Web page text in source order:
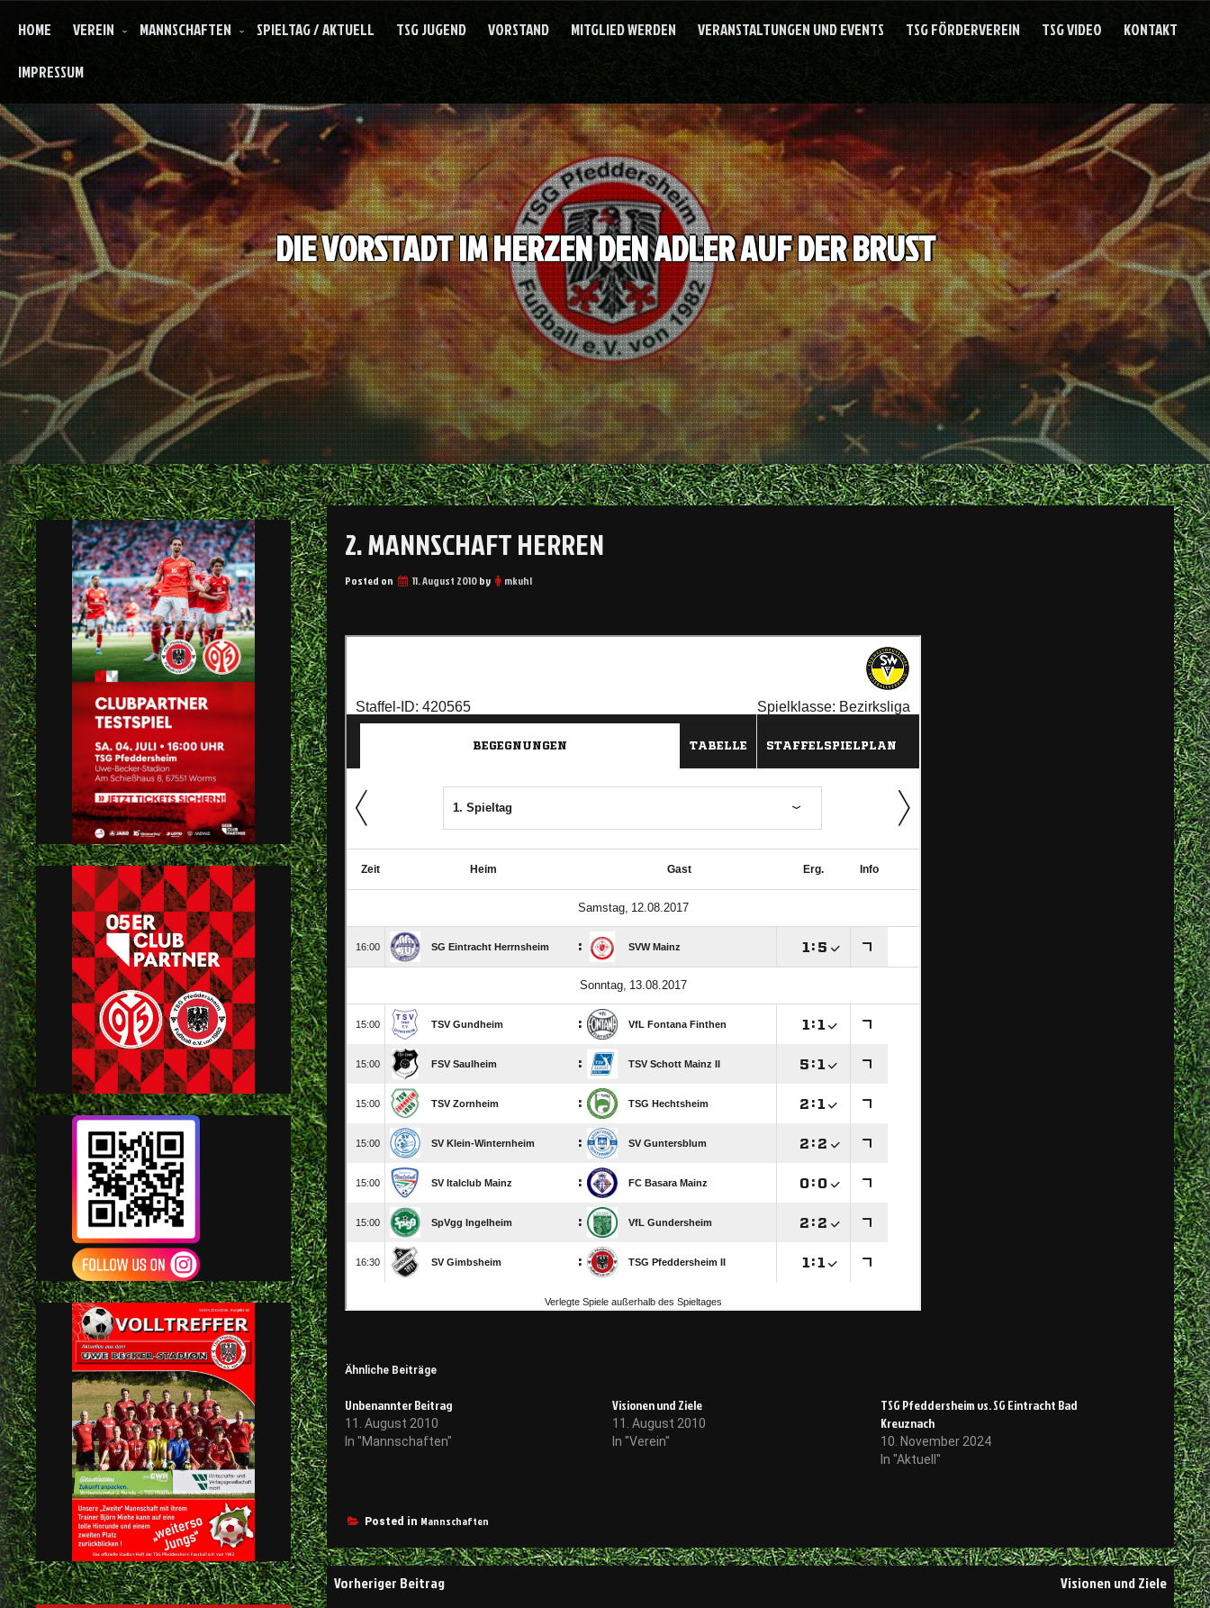
HOME VEREIN MANNSCHAFTEN SPIELTAG / AKTUELL TSG JUGEND VORSTAND MITGLIED WERDEN VERANSTALTUNGEN UND EVENTS TSG FÖRDERVEREIN TSG VIDEO KONTAKT
IMPRESSUM
DIE VORSTADT IM HERZEN DEN ADLER AUF DER BRUST
2. MANNSCHAFT HERREN
Posted on 11. August 2010by mkuhl
Ähnliche Beiträge
Unbenannter Beitrag
11. August 2010
In "Mannschaften"
Visionen und Ziele
11. August 2010
In "Verein"
TSG Pfeddersheim vs. SG Eintracht Bad
Kreuznach
10. November 2024
In "Aktuell"
Posted in Mannschaften
Beitragsnavigation
Vorheriger Beitrag Visionen und Ziele